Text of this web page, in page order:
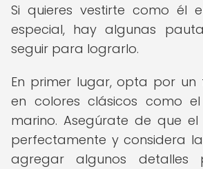
Si quieres vestirte como él
especial, hay algunas
seguir para lograrlo.
En primer lugar, opta por
en colores clásicos como
marino. Asegúrate de que
perfectamente y considera
agregar algunos detalles